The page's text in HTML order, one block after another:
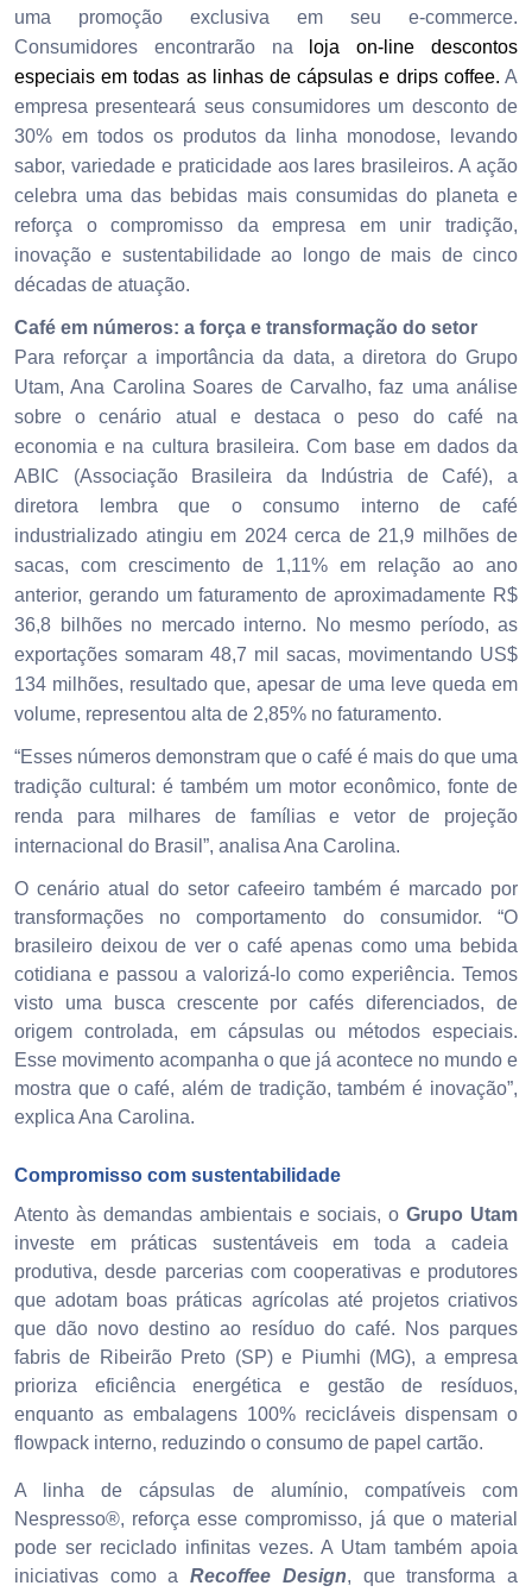
uma promoção exclusiva em seu e-commerce.
Consumidores encontrarão na
loja on-line descontos
especiais em todas as linhas de cápsulas e drips coffee. A
empresa presenteará seus consumidores um desconto de
30% em todos os produtos da linha monodose, levando
sabor, variedade e praticidade aos lares brasileiros. A ação
celebra uma das bebidas mais consumidas do planeta e
reforça o compromisso da empresa em unir tradição,
inovação e sustentabilidade ao longo de mais de cinco
décadas de atuação.
Café em números: a força e transformação do setor
Para reforçar a importância da data, a diretora do Grupo
Utam, Ana Carolina Soares de Carvalho, faz uma análise
sobre o cenário atual e destaca o peso do café na
economia e na cultura brasileira. Com base em dados da
ABIC (Associação Brasileira da Indústria de Café), a
diretora lembra que o consumo interno de café
industrializado atingiu em 2024 cerca de 21,9 milhões de
sacas, com crescimento de 1,11% em relação ao ano
anterior, gerando um faturamento de aproximadamente R$
36,8 bilhões no mercado interno. No mesmo período, as
exportações somaram 48,7 mil sacas, movimentando US$
134 milhões, resultado que, apesar de uma leve queda em
volume, representou alta de 2,85% no faturamento.
“Esses números demonstram que o café é mais do que uma
tradição cultural: é também um motor econômico, fonte de
renda para milhares de famílias e vetor de projeção
internacional do Brasil”, analisa Ana Carolina.
O cenário atual do setor cafeeiro também é marcado por
transformações no comportamento do consumidor. “O
brasileiro deixou de ver o café apenas como uma bebida
cotidiana e passou a valorizá-lo como experiência. Temos
visto uma busca crescente por cafés diferenciados, de
origem controlada, em cápsulas ou métodos especiais.
Esse movimento acompanha o que já acontece no mundo e
mostra que o café, além de tradição, também é inovação”,
explica Ana Carolina.
Compromisso com sustentabilidade
Atento às demandas ambientais e sociais, o Grupo Utam
investe em práticas sustentáveis em toda a cadeia
produtiva, desde parcerias com cooperativas e produtores
que adotam boas práticas agrícolas até projetos criativos
que dão novo destino ao resíduo do café. Nos parques
fabris de Ribeirão Preto (SP) e Piumhi (MG), a empresa
prioriza eficiência energética e gestão de resíduos,
enquanto as embalagens 100% recicláveis dispensam o
flowpack interno, reduzindo o consumo de papel cartão.
A linha de cápsulas de alumínio, compatíveis com
Nespresso®, reforça esse compromisso, já que o material
pode ser reciclado infinitas vezes. A Utam também apoia
iniciativas como aRecoffee Design, que transforma a